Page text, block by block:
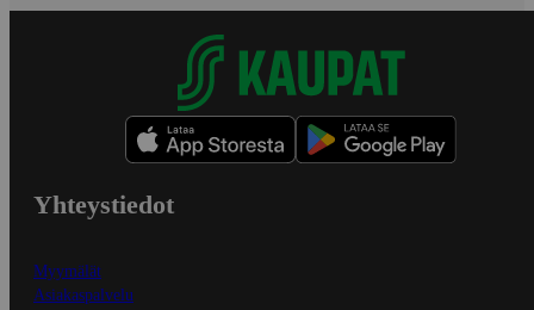
Yhteystiedot
Myymälät
Asiakaspalvelu